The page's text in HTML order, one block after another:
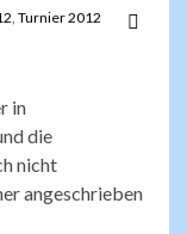
Turnier 2012
in
die
nicht
angeschrieben